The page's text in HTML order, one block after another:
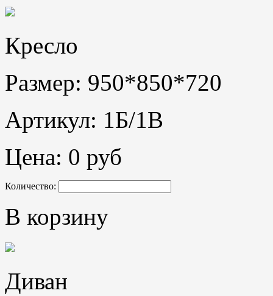
Кресло
Размер: 950*850*720
Артикул: 1Б/1В
Цена: 0 руб
Количество:
В корзину
Диван